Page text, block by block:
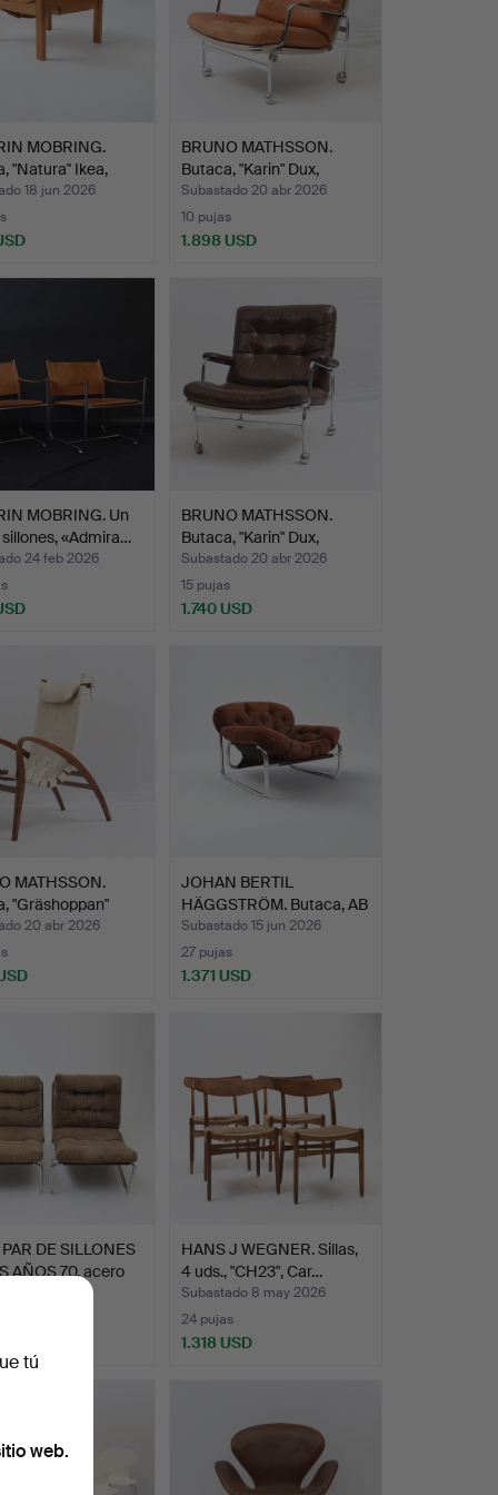
MOBRING.
"Natura" Ikea,
18 jun 2026
BRUNO MATHSSON.
Butaca, "Karin" Dux,
segun…
Subastado 20 abr 2026
10 pujas
1.898 USD
MOBRING. Un
«Admira…
24 feb 2026
BRUNO MATHSSON.
Butaca, "Karin" Dux,
segun…
Subastado 20 abr 2026
15 pujas
1.740 USD
MATHSSON.
"Gräshoppan"
20 abr 2026
JOHAN BERTIL
HÄGGSTRÖM. Butaca, AB
Swed-Fo…
Subastado 15 jun 2026
27 pujas
1.371 USD
DE SILLONES
AÑOS 70, acero
HANS J WEGNER. Sillas,
4 uds., "CH23", Car…
Subastado 8 may 2026
24 pujas
1.318 USD
tú
web.